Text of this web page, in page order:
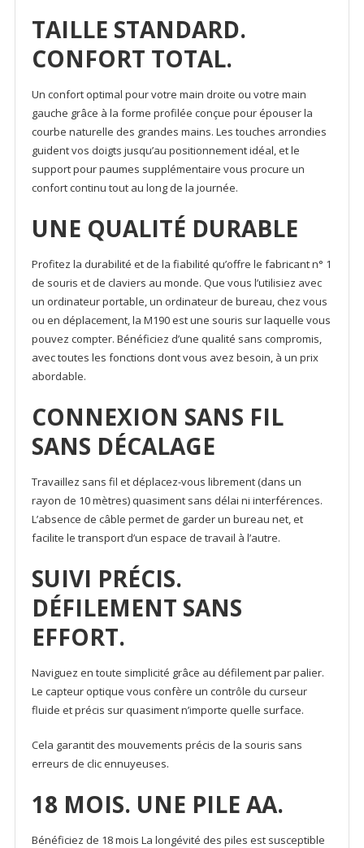
TAILLE STANDARD.
CONFORT TOTAL.
Un confort optimal pour votre main droite ou votre main
gauche grâce à la forme profilée conçue pour épouser la
courbe naturelle des grandes mains. Les touches arrondies
guident vos doigts jusqu’au positionnement idéal, et le
support pour paumes supplémentaire vous procure un
confort continu tout au long de la journée.
UNE QUALITÉ DURABLE
Profitez la durabilité et de la fiabilité qu’offre le fabricant n° 1
de souris et de claviers au monde. Que vous l’utilisiez avec
un ordinateur portable, un ordinateur de bureau, chez vous
ou en déplacement, la M190 est une souris sur laquelle vous
pouvez compter. Bénéficiez d’une qualité sans compromis,
avec toutes les fonctions dont vous avez besoin, à un prix
abordable.
CONNEXION SANS FIL
SANS DÉCALAGE
Travaillez sans fil et déplacez-vous librement (dans un
rayon de 10 mètres) quasiment sans délai ni interférences.
L’absence de câble permet de garder un bureau net, et
facilite le transport d’un espace de travail à l’autre.
SUIVI PRÉCIS.
DÉFILEMENT SANS
EFFORT.
Naviguez en toute simplicité grâce au défilement par palier.
Le capteur optique vous confère un contrôle du curseur
fluide et précis sur quasiment n’importe quelle surface.
Cela garantit des mouvements précis de la souris sans
erreurs de clic ennuyeuses.
18 MOIS. UNE PILE AA.
Bénéficiez de 18 mois La longévité des piles est susceptible